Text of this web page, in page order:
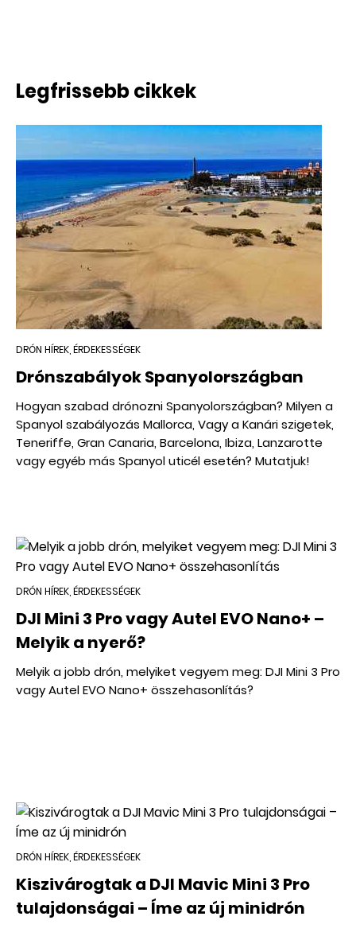
Legfrissebb cikkek
DRÓN HÍREK, ÉRDEKESSÉGEK
Drónszabályok Spanyolországban
Hogyan szabad drónozni Spanyolországban? Milyen a
Spanyol szabályozás Mallorca, Vagy a Kanári szigetek,
Teneriffe, Gran Canaria, Barcelona, Ibiza, Lanzarotte
vagy egyéb más Spanyol uticél esetén? Mutatjuk!
DRÓN HÍREK, ÉRDEKESSÉGEK
DJI Mini 3 Pro vagy Autel EVO Nano+ –
Melyik a nyerő?
Melyik a jobb drón, melyiket vegyem meg: DJI Mini 3 Pro
vagy Autel EVO Nano+ összehasonlítás?
DRÓN HÍREK, ÉRDEKESSÉGEK
Kiszivárogtak a DJI Mavic Mini 3 Pro
tulajdonságai – Íme az új minidrón